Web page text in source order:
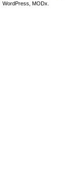
WordPress, MODx.